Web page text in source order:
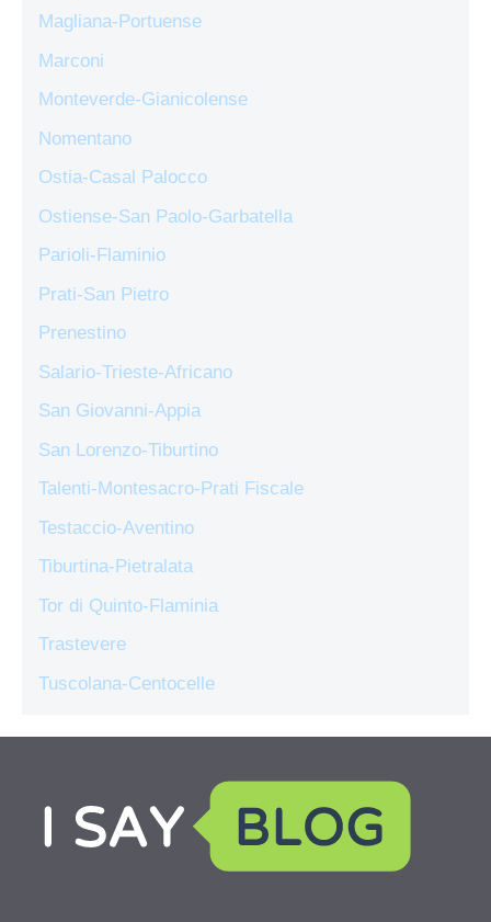
Magliana-Portuense
Marconi
Monteverde-Gianicolense
Nomentano
Ostia-Casal Palocco
Ostiense-San Paolo-Garbatella
Parioli-Flaminio
Prati-San Pietro
Prenestino
Salario-Trieste-Africano
San Giovanni-Appia
San Lorenzo-Tiburtino
Talenti-Montesacro-Prati Fiscale
Testaccio-Aventino
Tiburtina-Pietralata
Tor di Quinto-Flaminia
Trastevere
Tuscolana-Centocelle